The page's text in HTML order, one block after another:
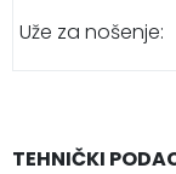
Uže za nošenje:
TEHNIČKI